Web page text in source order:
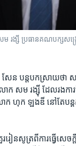
ប្រធាន​គណបក្ស​សង្គ្រោ
ែន បន្ត​បក​ស្រាយ​ថា​
ក សម រង្ស៊ី ដែល​រង​ក
ហុក​ ឡងឌី​ នៅតែ​បន្ត​
រៀន​សូត្រ​ពី​ការ​ធ្វើ​សេ